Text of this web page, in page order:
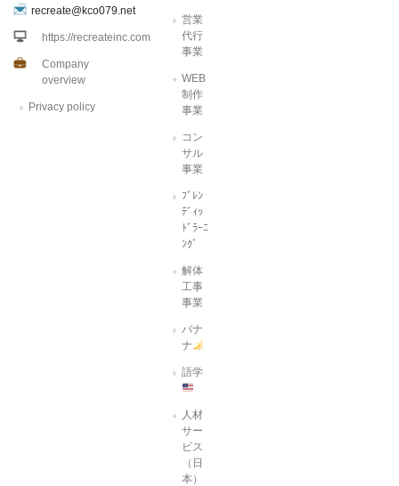
recreate@kco079.net
https://recreateinc.com
Company
overview
Privacy policy
営業
代行
事業
WEB
制作
事業
コン
サル
事業
ﾌﾞﾚﾝ
ﾃﾞｨｯ
ﾄﾞﾗｰﾆ
ﾝｸﾞ
解体
工事
事業
バナ
ナ
語学
人材
サー
ビス
（日
本）